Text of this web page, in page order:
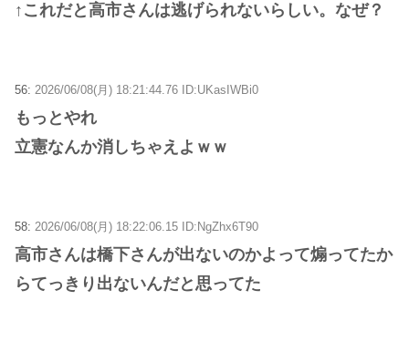
↑これだと高市さんは逃げられないらしい。なぜ？
56: 2026/06/08(月) 18:21:44.76 ID:UKasIWBi0
もっとやれ
立憲なんか消しちゃえよｗｗ
58: 2026/06/08(月) 18:22:06.15 ID:NgZhx6T90
高市さんは橋下さんが出ないのかよって煽ってたか
らてっきり出ないんだと思ってた